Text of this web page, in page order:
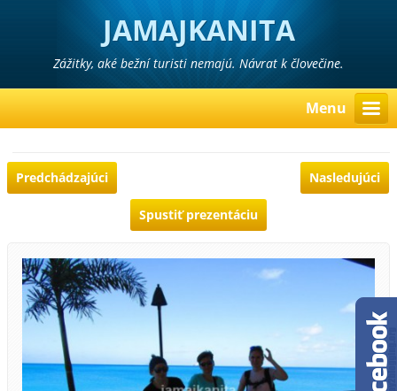
JAMAJKANITA
Zážitky, aké bežní turisti nemajú. Návrat k človečine.
Menu
Predchádzajúci Nasledujúci
Spustiť prezentáciu